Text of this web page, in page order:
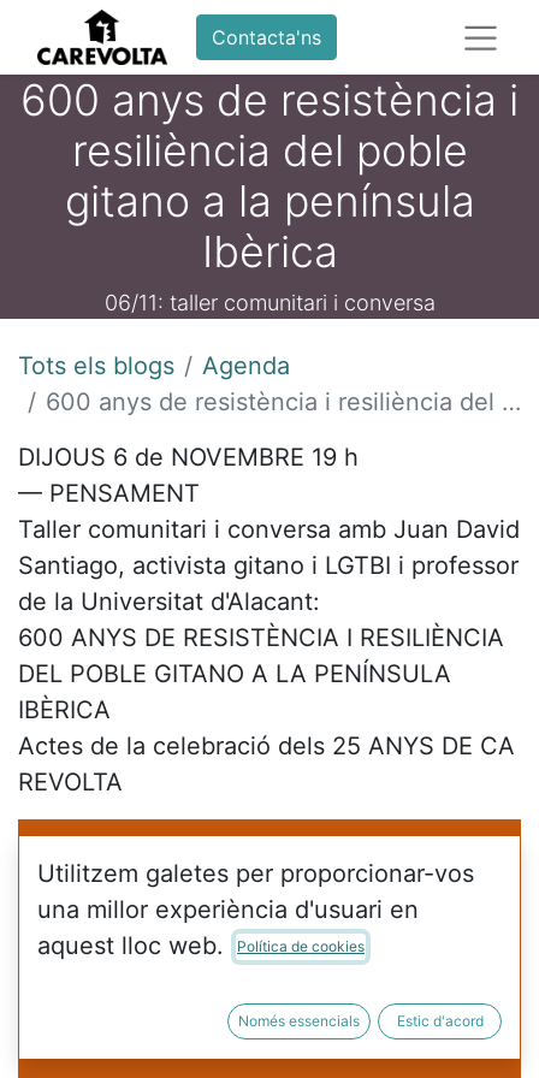
Contacta'ns
600 anys de resistència i
resiliència del poble
gitano a la península
Ibèrica
06/11: taller comunitari i conversa
Tots els blogs
Agenda
600 anys de resistència i resiliència del poble gitano a la península Ibèrica
DIJOUS 6 de NOVEMBRE 19 h
— PENSAMENT
Taller comunitari i conversa amb Juan David
Santiago, activista gitano i LGTBI i professor
de la Universitat d'Alacant:
600 ANYS DE RESISTÈNCIA I RESILIÈNCIA
DEL POBLE GITANO A LA PENÍNSULA
IBÈRICA
Actes de la celebració dels 25 ANYS DE CA
REVOLTA
Utilitzem galetes per proporcionar-vos
una millor experiència d'usuari en
aquest lloc web.
Política de cookies
Només essencials Estic d'acord